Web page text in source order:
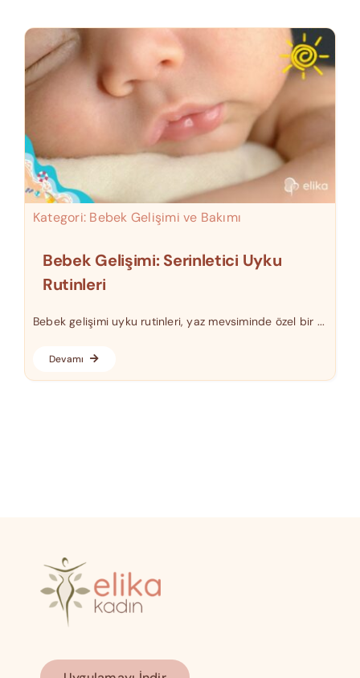
Kategori: Bebek Gelişimi ve Bakımı
Bebek Gelişimi: Serinletici Uyku
Rutinleri
Bebek gelişimi uyku rutinleri, yaz mevsiminde özel bir ...
Devamı